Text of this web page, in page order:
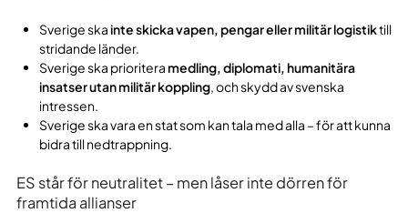
Sverige ska inte skicka vapen, pengar eller militär logistiktill
stridande länder.
Sverige ska prioritera medling, diplomati, humanitära
insatser utan militär koppling, och skydd av svenska
intressen.
Sverige ska vara en stat som kan tala med alla – för att kunna
bidra till nedtrappning.
ES står för neutralitet – men låser inte dörren för
framtida allianser